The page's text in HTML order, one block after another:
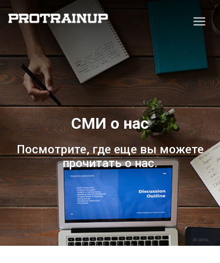
СМИ о нас
Посмотрите, где еще вы можете
прочитать о нас.